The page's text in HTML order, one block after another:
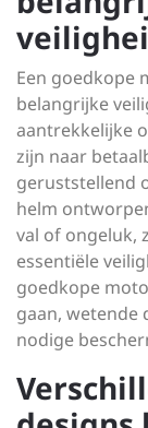
Een goedkope
belangrijke
aantrekkelijke
zijn naar
geruststellend
helm
val of ongeluk,
essentiële
goedkope
gaan, wetende
nodige